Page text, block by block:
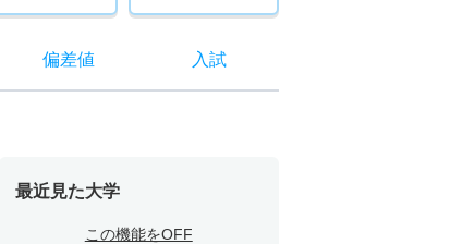
偏差値 入試
最近見た大学
この機能をOFF